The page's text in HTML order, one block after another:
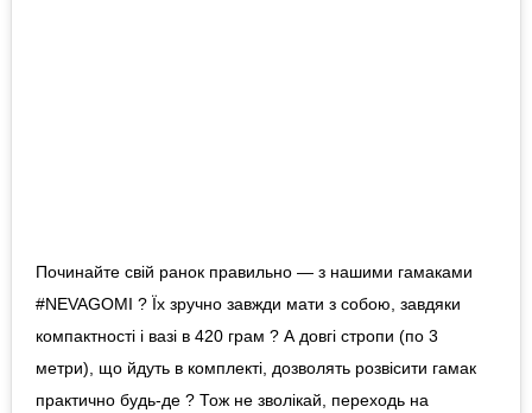
Починайте свій ранок правильно — з нашими гамаками
#NEVAGOMI ? Їх зручно завжди мати з собою, завдяки
компактності і вазі в 420 грам ? А довгі стропи (по 3
метри), що йдуть в комплекті, дозволять розвісити гамак
практично будь-де ? Тож не зволікай, переходь на